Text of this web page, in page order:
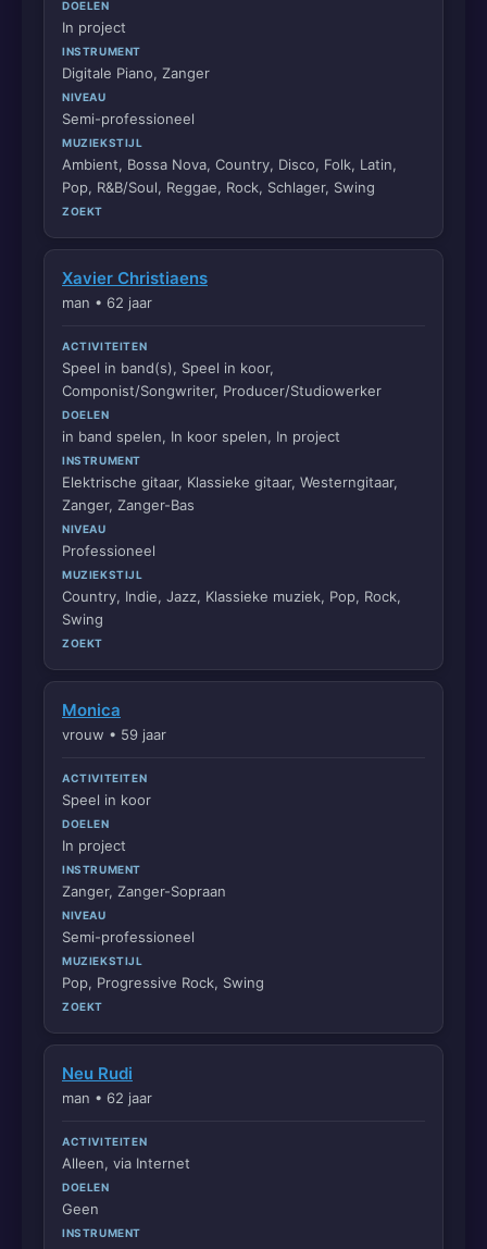
DOELEN
In project
INSTRUMENT
Digitale Piano, Zanger
NIVEAU
Semi-professioneel
MUZIEKSTIJL
Ambient, Bossa Nova, Country, Disco, Folk, Latin,
Pop, R&B/Soul, Reggae, Rock, Schlager, Swing
ZOEKT
Xavier Christiaens
man • 62 jaar
ACTIVITEITEN
Speel in band(s), Speel in koor,
Componist/Songwriter, Producer/Studiowerker
DOELEN
in band spelen, In koor spelen, In project
INSTRUMENT
Elektrische gitaar, Klassieke gitaar, Westerngitaar,
Zanger, Zanger-Bas
NIVEAU
Professioneel
MUZIEKSTIJL
Country, Indie, Jazz, Klassieke muziek, Pop, Rock,
Swing
ZOEKT
Monica
vrouw • 59 jaar
ACTIVITEITEN
Speel in koor
DOELEN
In project
INSTRUMENT
Zanger, Zanger-Sopraan
NIVEAU
Semi-professioneel
MUZIEKSTIJL
Pop, Progressive Rock, Swing
ZOEKT
Neu Rudi
man • 62 jaar
ACTIVITEITEN
Alleen, via Internet
DOELEN
Geen
INSTRUMENT